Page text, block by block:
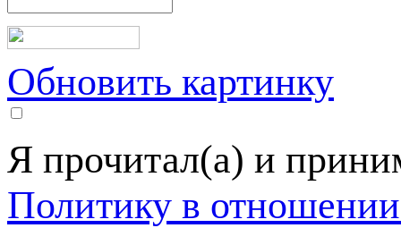
Обновить картинку
Я прочитал(а) и
Политику в